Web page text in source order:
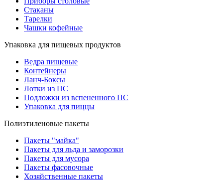
Стаканы
Тарелки
Чашки кофейные
Упаковка для пищевых продуктов
Ведра пищевые
Контейнеры
Ланч-Боксы
Лотки из ПС
Подложки из вспененного ПС
Упаковка для пиццы
Полиэтиленовые пакеты
Пакеты "майка"
Пакеты для льда и заморозки
Пакеты для мусора
Пакеты фасовочные
Хозяйственные пакеты